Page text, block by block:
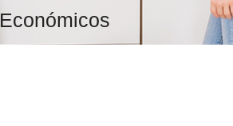
Económicos